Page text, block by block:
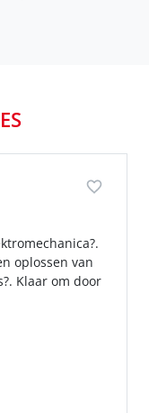
oplossen van
Klaar om door